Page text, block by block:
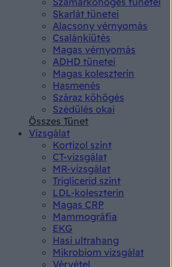
Skarlát tünetei
Alacsony vérnyomás
Csalánkiütés
Magas vérnyomás
ADHD tünetei
Magas koleszterin
Hasmenés
Száraz köhögés
Szédülés okai
Összes Tünet
Vizsgálat
Kortizol szint
CT-vizsgálat
MR-vizsgálat
Triglicerid szint
LDL-koleszterin
Magas CRP
Mammográfia
EKG
Hasi ultrahang
Mikrobiom vizsgálat
Vérvétel